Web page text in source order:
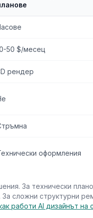
50 $/месец
рендер
оформления
За технически
сложни структурни
работи AI дизайнът на